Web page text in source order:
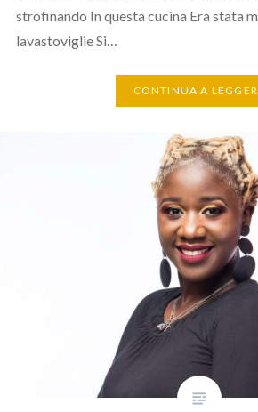
strofinando In questa cucina Era stata
lavastoviglie Si…
CONTINUA A